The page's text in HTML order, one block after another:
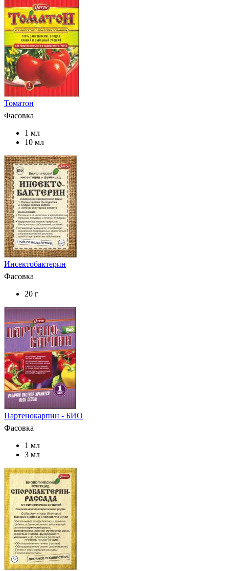
Томатон
Фасовка
1 мл
10 мл
Инсектобактерин
Фасовка
20 г
Партенокарпин - БИО
Фасовка
1 мл
3 мл